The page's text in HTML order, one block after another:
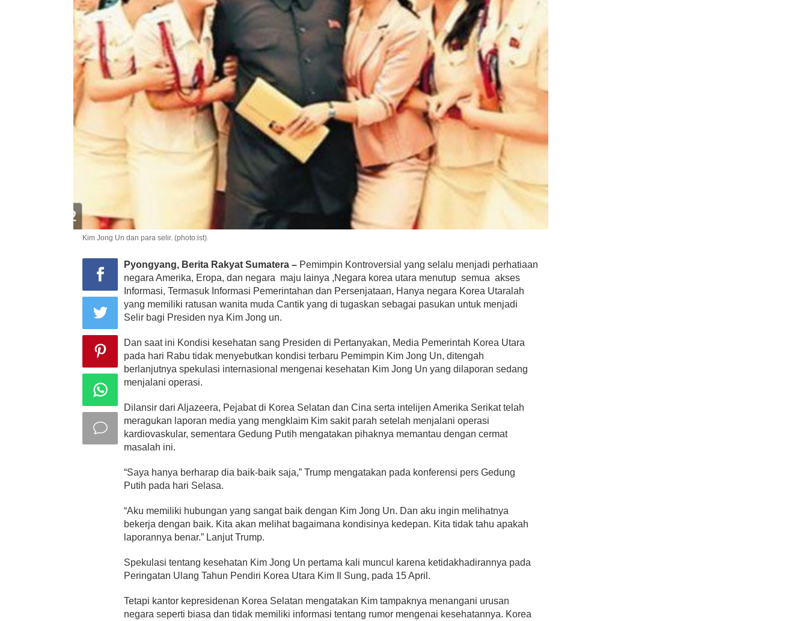
Kim Jong Un dan para selir. (photo:ist).
Pyongyang, Berita Rakyat Sumatera – Pemimpin Kontroversial yang selalu menjadi perhatiaan
negara Amerika, Eropa, dan negara maju lainya ,Negara korea utara menutup semua akses
Informasi, Termasuk Informasi Pemerintahan dan Persenjataan, Hanya negara Korea Utaralah
yang memiliki ratusan wanita muda Cantik yang di tugaskan sebagai pasukan untuk menjadi
Selir bagi Presiden nya Kim Jong un.
Dan saat ini Kondisi kesehatan sang Presiden di Pertanyakan, Media Pemerintah Korea Utara
pada hari Rabu tidak menyebutkan kondisi terbaru Pemimpin Kim Jong Un, ditengah
berlanjutnya spekulasi internasional mengenai kesehatan Kim Jong Un yang dilaporan sedang
menjalani operasi.
Dilansir dari Aljazeera, Pejabat di Korea Selatan dan Cina serta intelijen Amerika Serikat telah
meragukan laporan media yang mengklaim Kim sakit parah setelah menjalani operasi
kardiovaskular, sementara Gedung Putih mengatakan pihaknya memantau dengan cermat
masalah ini.
“Saya hanya berharap dia baik-baik saja,” Trump mengatakan pada konferensi pers Gedung
Putih pada hari Selasa.
“Aku memiliki hubungan yang sangat baik dengan Kim Jong Un. Dan aku ingin melihatnya
bekerja dengan baik. Kita akan melihat bagaimana kondisinya kedepan. Kita tidak tahu apakah
laporannya benar.” Lanjut Trump.
Spekulasi tentang kesehatan Kim Jong Un pertama kali muncul karena ketidakhadirannya pada
Peringatan Ulang Tahun Pendiri Korea Utara Kim Il Sung, pada 15 April.
Tetapi kantor kepresidenan Korea Selatan mengatakan Kim tampaknya menangani urusan
negara seperti biasa dan tidak memiliki informasi tentang rumor mengenai kesehatannya. Korea